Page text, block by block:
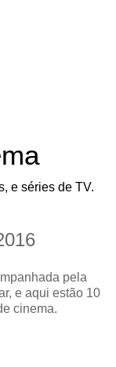
e séries de TV.
pela
e aqui estão 10
cinema.